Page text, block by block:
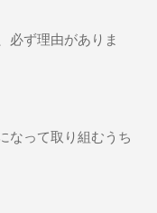
必ず理由がありま
なって取り組むうち